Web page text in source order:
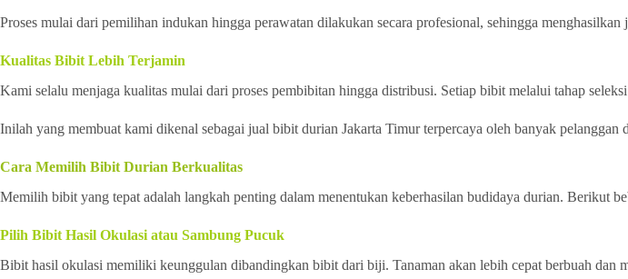
Proses mulai dari pemilihan indukan hingga perawatan dilakukan secara profesional, sehingga
Kualitas Bibit Lebih Terjamin
Kami selalu menjaga kualitas mulai dari proses pembibitan hingga distribusi. Setiap bibit melalui tahap
Inilah yang membuat kami dikenal sebagai jual bibit durian Jakarta Timur terpercaya oleh banyak pelanggan
Cara Memilih Bibit Durian Berkualitas
Memilih bibit yang tepat adalah langkah penting dalam menentukan keberhasilan budidaya durian. Berikut
Pilih Bibit Hasil Okulasi atau Sambung Pucuk
Bibit hasil okulasi memiliki keunggulan dibandingkan bibit dari biji. Tanaman akan lebih cepat berbuah dan